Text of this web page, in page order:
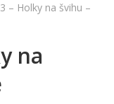
– Holky na švihu –
na